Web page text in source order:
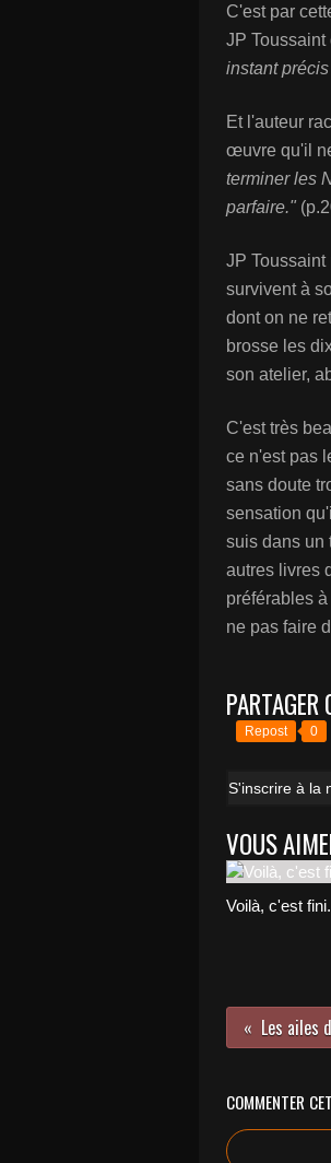
C'est par
JP Toussaint
instant
Et l'auteur
œuvre qu'il
terminer les
parfaire."
JP
survivent à
dont on ne
brosse les
son atelier,
C'est très
ce n'est pas
sans doute
sensation
suis dans un
autres livres
préférables
ne pas faire
PARTAGER
Repost 0
S'inscrire à la
VOUS
Voilà, c'est
Les ailes
COMMENTER